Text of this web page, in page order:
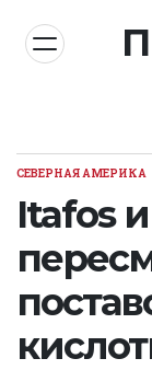
content
POSTED
СЕВЕРНАЯ АМЕРИКА
Itafos